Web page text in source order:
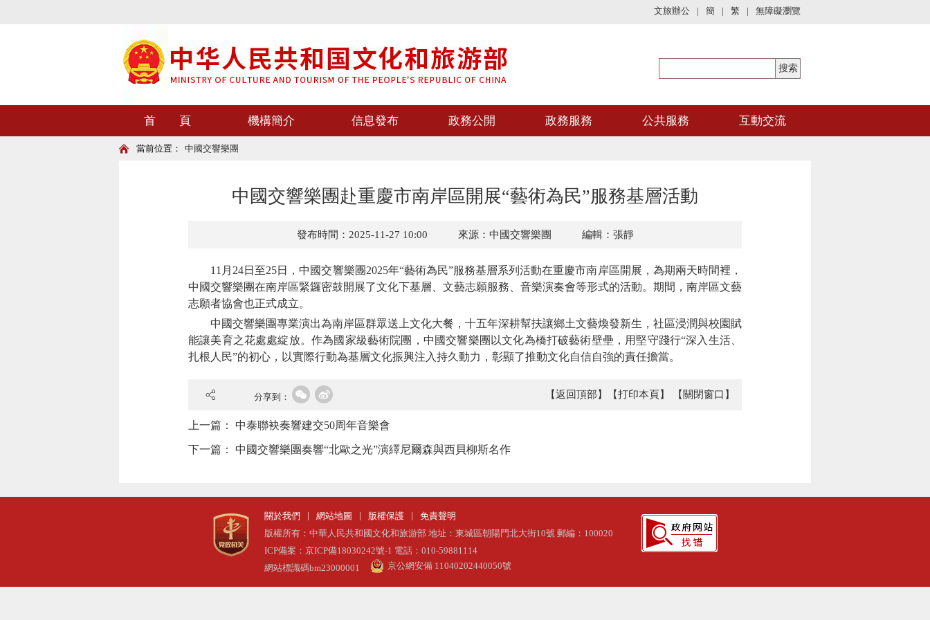
文旅辦公 | 簡 | 繁 | 無障礙瀏覽
首 頁 機構簡介 信息發布 政務公開 政務服務 公共服務 互動交流
當前位置： 中國交響樂團
中國交響樂團赴重慶市南岸區開展“藝術為民”服務基層活動
發布時間：2025-11-27 10:00 來源：中國交響樂團 編輯：張靜
11月24日至25日，中國交響樂團2025年“藝術為民”服務基層系列活動在重慶市南岸區開展，為期兩天時間裡，
中國交響樂團在南岸區緊鑼密鼓開展了文化下基層、文藝志願服務、音樂演奏會等形式的活動。期間，南岸區文藝
志願者協會也正式成立。
中國交響樂團專業演出為南岸區群眾送上文化大餐，十五年深耕幫扶讓鄉土文藝煥發新生，社區浸潤與校園賦
能讓美育之花處處綻放。作為國家級藝術院團，中國交響樂團以文化為橋打破藝術壁壘，用堅守踐行“深入生活、
扎根人民”的初心，以實際行動為基層文化振興注入持久動力，彰顯了推動文化自信自強的責任擔當。
分享到： 【返回頂部】 【打印本頁】 【關閉窗口】
上一篇： 中泰聯袂奏響建交50周年音樂會
下一篇： 中國交響樂團奏響“北歐之光”演繹尼爾森與西貝柳斯名作